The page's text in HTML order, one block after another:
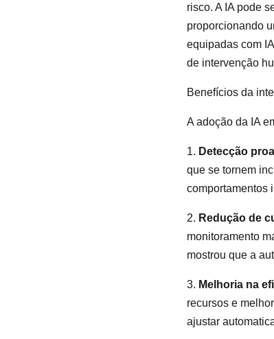
risco. A IA pode
proporcionando
equipadas com
de intervenção
Benefícios da
A adoção da IA
1. Detecção
que se tornem
comportamentos
2. Redução de
monitoramento
mostrou que a
3. Melhoria na
recursos e
ajustar